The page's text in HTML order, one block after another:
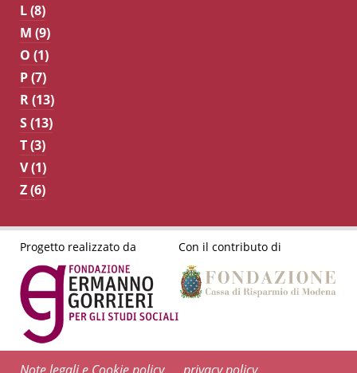
L (8)
M (9)
O (1)
P (7)
R (13)
S (13)
T (3)
V (1)
Z (6)
Progetto realizzato da Con il contributo di